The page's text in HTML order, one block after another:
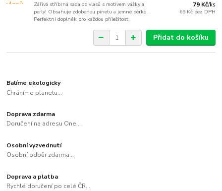
Zářivá stříbrná sada do vlasů s motivem vážky a
perly! Obsahuje zdobenou pinetu a jemné pérko.
Perfektní doplněk pro každou příležitost.
79 Kč/ks
65 Kč bez DPH
Přidat do košíku
Balíme ekologicky
Chráníme planetu...
Doprava zdarma
Doručení na adresu One...
Osobní vyzvednutí
Osobní odběr zdarma...
Doprava a platba
Rychlé doručení po celé ČR...